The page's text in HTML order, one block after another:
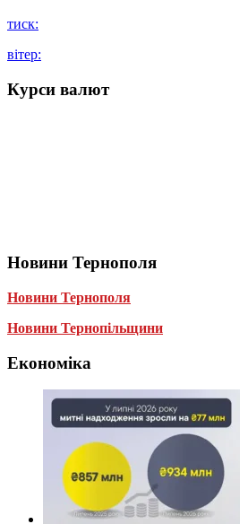
тиск:
вітер:
Курси валют
Новини Тернополя
Новини Тернополя
Новини Тернопільщини
Економіка